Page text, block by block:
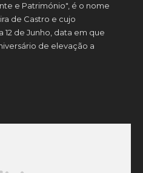
e Património", é o nome
de Castro e cujo
de Junho, data em que
de elevação a